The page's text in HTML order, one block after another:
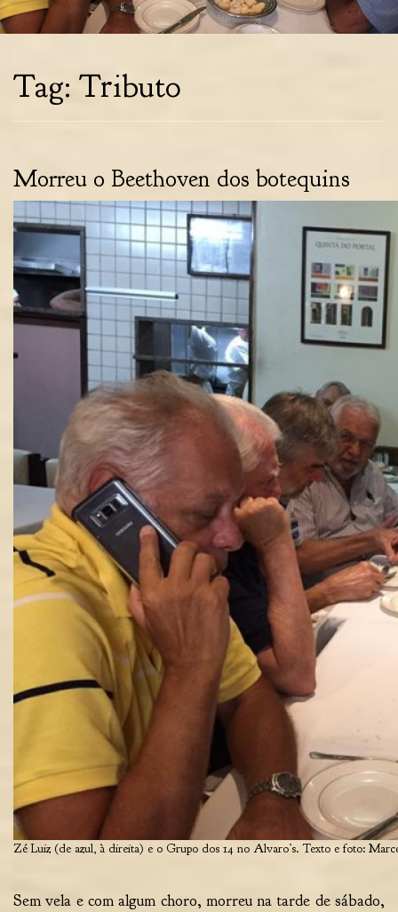
Tag: Tributo
Morreu o Beethoven dos botequins
Zé Luiz (de azul, à direita) e o Grupo dos 14 no Alvaro’s. Texto e foto:
Sem vela e com algum choro, morreu na tarde de sábado,